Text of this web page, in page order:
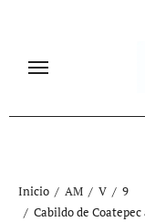
contenido
Inicio AM V
9
Cabildo de